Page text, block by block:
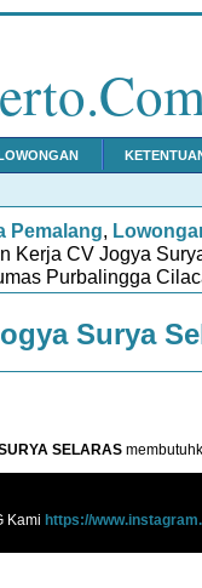
Pemalang,
Kerja CV Jogya
Purbalingga
Surya
SELARAS
Kami https://